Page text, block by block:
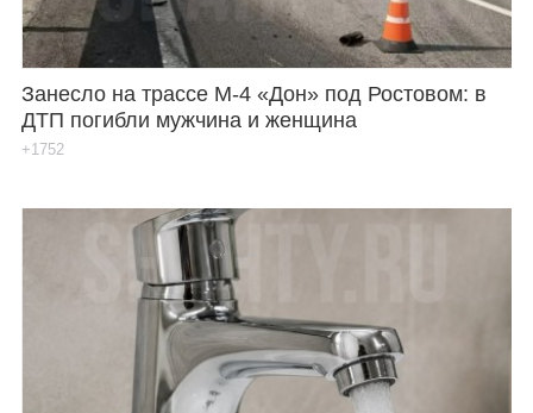
Занесло на трассе М-4 «Дон» под Ростовом: в
ДТП погибли мужчина и женщина
+1752